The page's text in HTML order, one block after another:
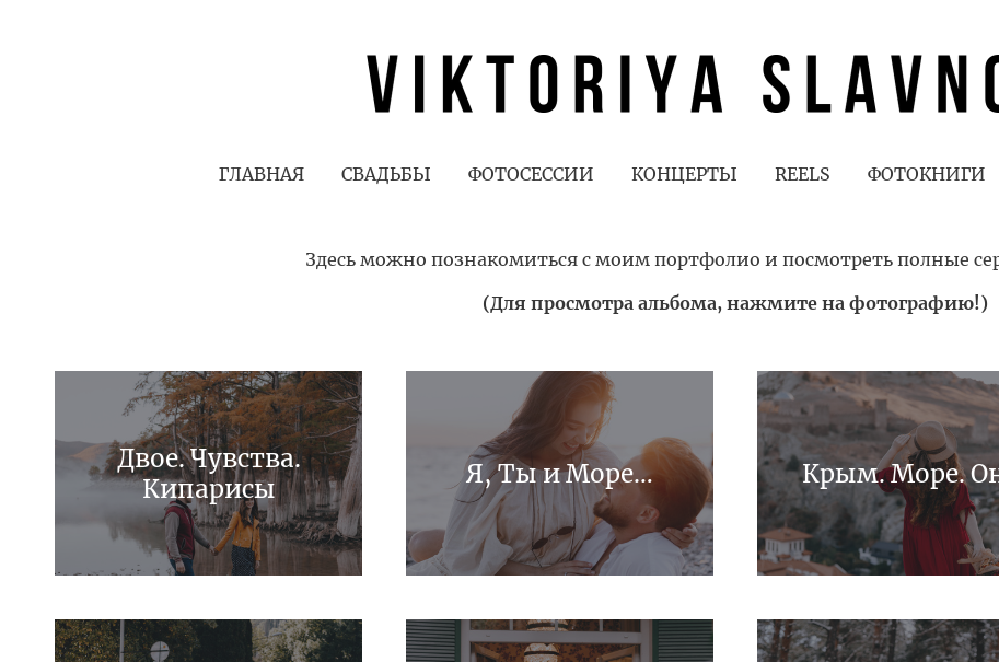
ГЛАВНАЯ СВАДЬБЫ ФОТОСЕССИИ КОНЦЕРТЫ REELS ФОТОКНИГИ
Здесь можно познакомиться с моим портфолио и посмотреть полные
(Для просмотра альбома, нажмите на фотографию!)
Двое. Чувства.
Кипарисы
Я, Ты и Море… Крым. Море.